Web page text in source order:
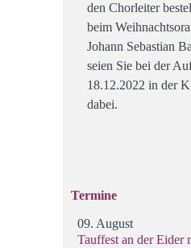
den Chorleiter
beim
Johann Sebastian
seien Sie bei der
18.12.2022 in der
dabei.
Termine
09. August
Tauffest an der Eider